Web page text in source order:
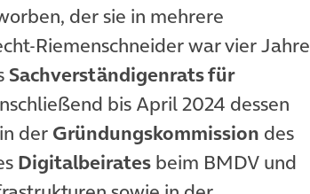
der sie in mehrere
Riemenschneider war vier Jahre
Sachverständigenrats für
bis April 2024 dessen
derGründungskommission des
Tab)
Digitalbeirates beim BMDV und